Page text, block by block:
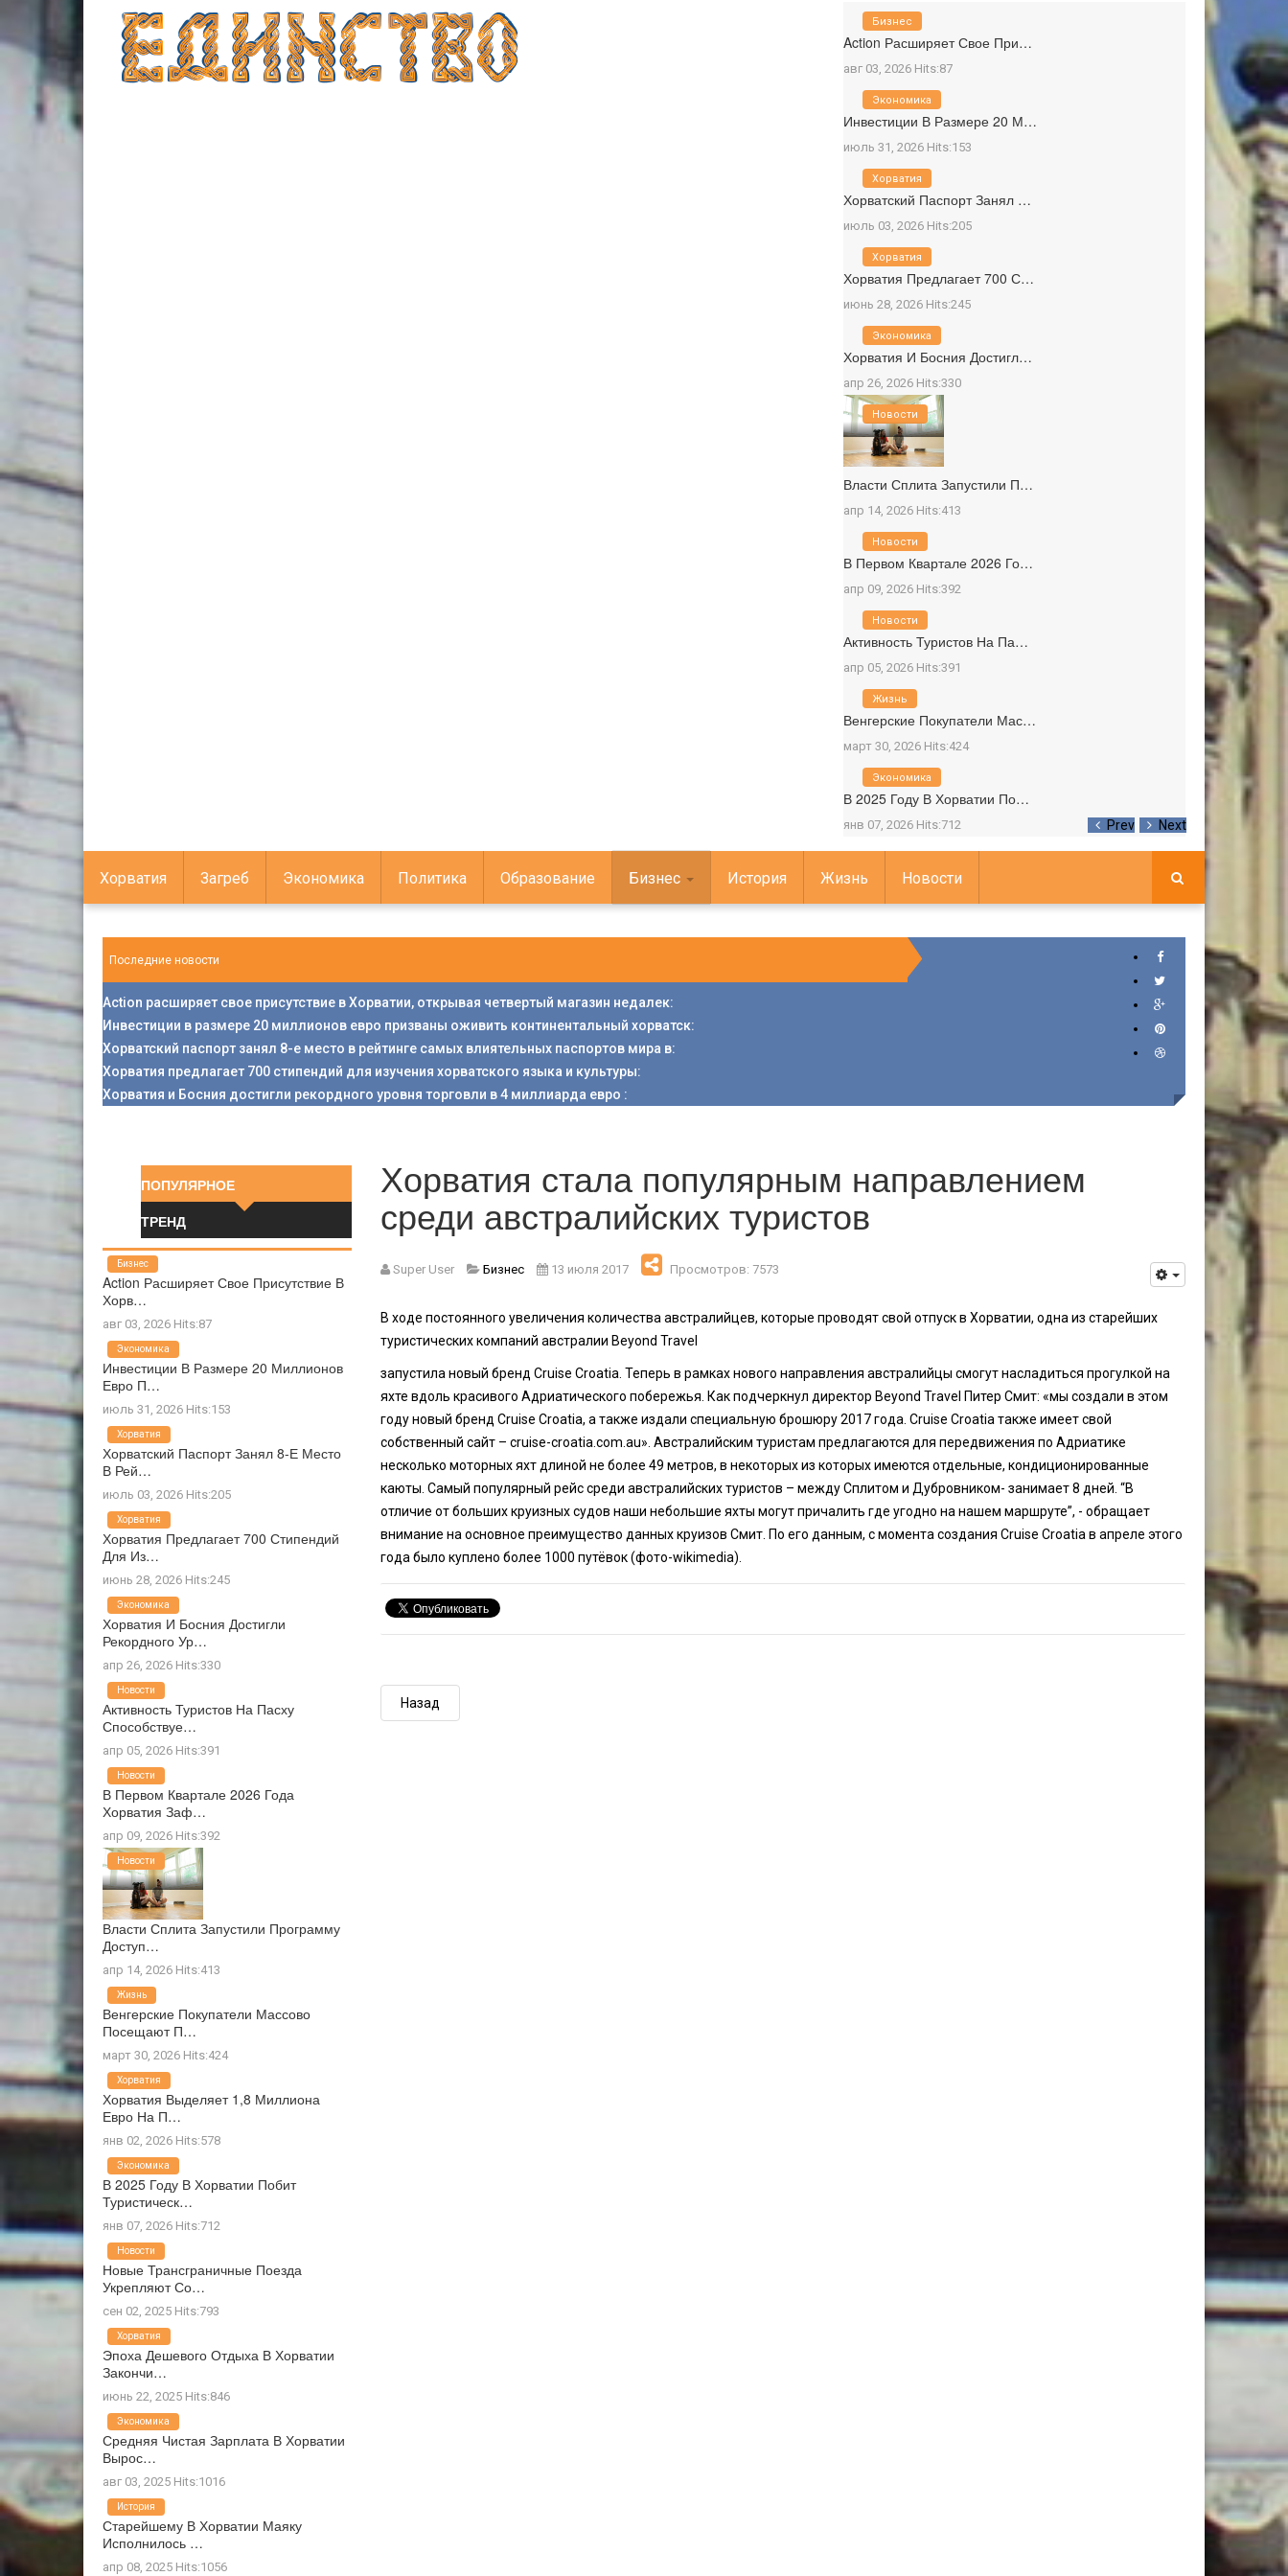
Prev Next
Action Расширяет Свое При…
авг 03, 2026 Hits:87
Бизнес
Инвестиции В Размере 20 М…
июль 31, 2026 Hits:153
Экономика
Хорватский Паспорт Занял …
июль 03, 2026 Hits:205
Хорватия
Хорватия Предлагает 700 С…
июнь 28, 2026 Hits:245
Хорватия
Хорватия И Босния Достигл…
апр 26, 2026 Hits:330
Экономика
Власти Сплита Запустили П…
апр 14, 2026 Hits:413
Новости
В Первом Квартале 2026 Го…
апр 09, 2026 Hits:392
Новости
Активность Туристов На Па…
апр 05, 2026 Hits:391
Новости
Венгерские Покупатели Мас…
март 30, 2026 Hits:424
Жизнь
В 2025 Году В Хорватии По…
янв 07, 2026 Hits:712
Экономика
Хорватия Загреб Экономика Политика Образование Бизнес История Жизнь Новости
Последние новости
Action расширяет свое присутствие в Хорватии, открывая четвертый магазин недалек:
Инвестиции в размере 20 миллионов евро призваны оживить континентальный хорватск:
Хорватский паспорт занял 8-е место в рейтинге самых влиятельных паспортов мира в:
Хорватия предлагает 700 стипендий для изучения хорватского языка и культуры:
Хорватия и Босния достигли рекордного уровня торговли в 4 миллиарда евро :
Хорватия стала популярным направлением
среди австралийских туристов
Super User Бизнес 13 июля 2017 Просмотров: 7573
В ходе постоянного увеличения количества австралийцев, которые проводят свой отпуск в Хорватии, одна из старейших
туристических компаний австралии Beyond Travel
запустила новый бренд Cruise Croatia. Теперь в рамках нового направления австралийцы смогут насладиться прогулкой на
яхте вдоль красивого Адриатического побережья. Как подчеркнул директор Beyond Travel Питер Смит: «мы создали в этом
году новый бренд Cruise Croatia, а также издали специальную брошюру 2017 года. Cruise Croatia также имеет свой
собственный сайт – cruise-croatia.com.au». Австралийским туристам предлагаются для передвижения по Адриатике
несколько моторных яхт длиной не более 49 метров, в некоторых из которых имеются отдельные, кондиционированные
каюты. Самый популярный рейс среди австралийских туристов – между Сплитом и Дубровником- занимает 8 дней. “В
отличие от больших круизных судов наши небольшие яхты могут причалить где угодно на нашем маршруте”, - обращает
внимание на основное преимущество данных круизов Смит. По его данным, с момента создания Cruise Croatia в апреле этого
года было куплено более 1000 путёвок (фото-wikimedia).
Назад
ПОПУЛЯРНОЕ
ТРЕНД
Action Расширяет Свое Присутствие В
Хорв…
авг 03, 2026 Hits:87
Бизнес
Инвестиции В Размере 20 Миллионов
Евро П…
июль 31, 2026 Hits:153
Экономика
Хорватский Паспорт Занял 8-Е Место
В Рей…
июль 03, 2026 Hits:205
Хорватия
Хорватия Предлагает 700 Стипендий
Для Из…
июнь 28, 2026 Hits:245
Хорватия
Хорватия И Босния Достигли
Рекордного Ур…
апр 26, 2026 Hits:330
Экономика
Активность Туристов На Пасху
Способствуе…
апр 05, 2026 Hits:391
Новости
В Первом Квартале 2026 Года
Хорватия Заф…
апр 09, 2026 Hits:392
Новости
Власти Сплита Запустили Программу
Доступ…
апр 14, 2026 Hits:413
Новости
Венгерские Покупатели Массово
Посещают П…
март 30, 2026 Hits:424
Жизнь
Хорватия Выделяет 1,8 Миллиона
Евро На П…
янв 02, 2026 Hits:578
Хорватия
В 2025 Году В Хорватии Побит
Туристическ…
янв 07, 2026 Hits:712
Экономика
Новые Трансграничные Поезда
Укрепляют Со…
сен 02, 2025 Hits:793
Новости
Эпоха Дешевого Отдыха В Хорватии
Закончи…
июнь 22, 2025 Hits:846
Хорватия
Средняя Чистая Зарплата В Хорватии
Вырос…
авг 03, 2025 Hits:1016
Экономика
Старейшему В Хорватии Маяку
Исполнилось …
апр 08, 2025 Hits:1056
История